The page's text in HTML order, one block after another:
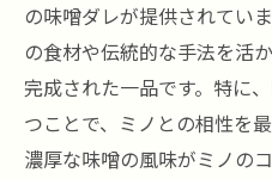
の味噌ダレが提供されてい
の食材や伝統的な手法を活
完成された一品です。特に
つことで、ミノとの相性を
濃厚な味噌の風味がミノの